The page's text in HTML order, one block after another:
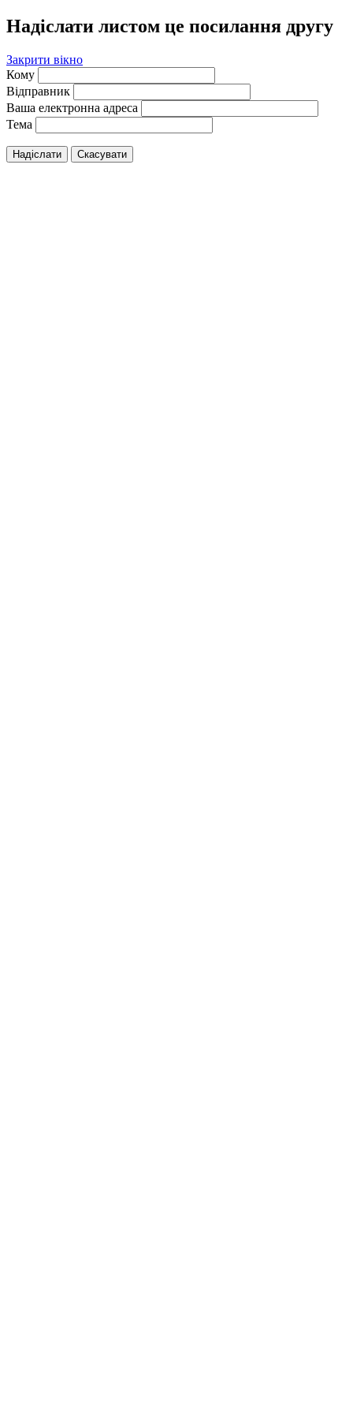
Надіслати листом це посилання другу
Закрити вікно
Кому
Відправник
Ваша електронна адреса
Тема
Надіслати Скасувати